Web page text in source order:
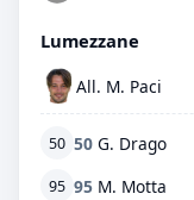
Lumezzane
All. M. Paci
50 50 G. Drago
95 95 M. Motta